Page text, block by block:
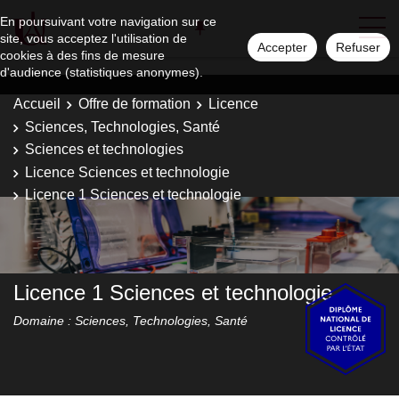
En poursuivant votre navigation sur ce
site, vous acceptez l'utilisation de
cookies à des fins de mesure
d'audience (statistiques anonymes).
Accepter Refuser
Accueil Offre de formation
Licence
Sciences, Technologies, Santé
Sciences et technologies
Licence Sciences et technologie
Licence 1 Sciences et technologie
Licence 1 Sciences et technologie
Domaine : Sciences, Technologies, Santé